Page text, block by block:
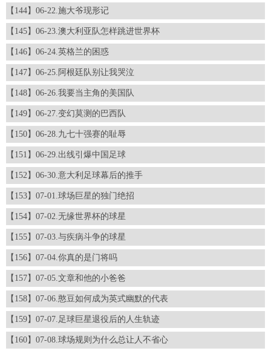
【144】06-22.施大爷现形记
【145】06-23.澳大利亚队怎样跳进世界杯
【146】06-24.英格兰的困惑
【147】06-25.阿根廷队别让我哭泣
【148】06-26.我要当主角的美国队
【149】06-27.变幻莫测的巴西队
【150】06-28.九七十强赛的耻辱
【151】06-29.出线引爆中国足球
【152】06-30.意大利足球幕后的推手
【153】07-01.球场巨星的独门绝招
【154】07-02.无缘世界杯的球星
【155】07-03.与疾病斗争的球星
【156】07-04.你真的是门将吗
【157】07-05.文章和他的小爸爸
【158】07-06.憨豆如何成为英式幽默的代表
【159】07-07.足球巨星退役后的人生轨迹
【160】07-08.球场规则为什么总让人不省心